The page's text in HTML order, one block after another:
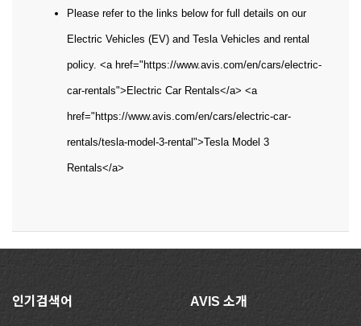
Please refer to the links below for full details on our
Electric Vehicles (EV) and Tesla Vehicles and rental
policy. <a href="https://www.avis.com/en/cars/electric-
car-rentals">Electric Car Rentals</a> <a
href="https://www.avis.com/en/cars/electric-car-
rentals/tesla-model-3-rental">Tesla Model 3
Rentals</a>
인기검색어 AVIS 소개